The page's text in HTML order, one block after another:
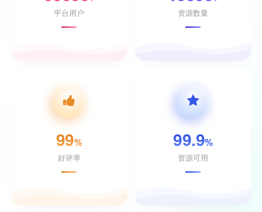
平台用户 资源数量
99%
好评率
99.9%
资源可用